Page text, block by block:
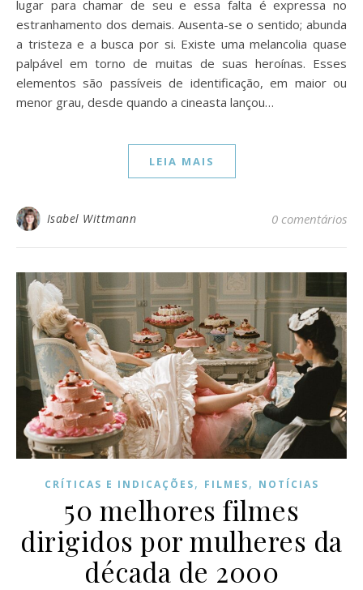
lugar para chamar de seu e essa falta é expressa no
estranhamento dos demais. Ausenta-se o sentido; abunda
a tristeza e a busca por si. Existe uma melancolia quase
palpável em torno de muitas de suas heroínas. Esses
elementos são passíveis de identificação, em maior ou
menor grau, desde quando a cineasta lançou…
LEIA MAIS
Isabel Wittmann 0 comentários
CRÍTICAS E INDICAÇÕES, FILMES, NOTÍCIAS
50 melhores filmes
dirigidos por mulheres da
década de 2000